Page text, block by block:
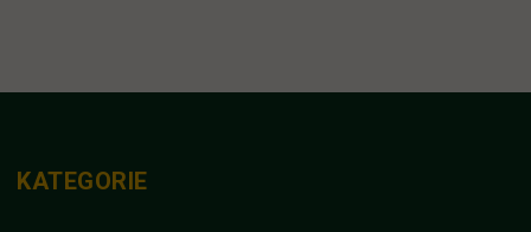
KATEGORIE